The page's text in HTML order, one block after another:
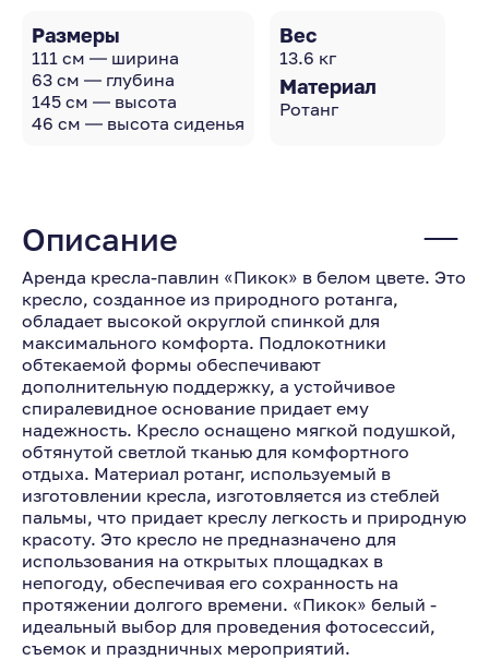
Размеры
111 см — ширина
63 см — глубина
145 см — высота
46 см — высота сиденья
Вес
13.6 кг
Материал
Ротанг
Описание
Аренда кресла-павлин «Пикок» в белом цвете. Это
кресло, созданное из природного ротанга,
обладает высокой округлой спинкой для
максимального комфорта. Подлокотники
обтекаемой формы обеспечивают
дополнительную поддержку, а устойчивое
спиралевидное основание придает ему
надежность. Кресло оснащено мягкой подушкой,
обтянутой светлой тканью для комфортного
отдыха. Материал ротанг, используемый в
изготовлении кресла, изготовляется из стеблей
пальмы, что придает креслу легкость и природную
красоту. Это кресло не предназначено для
использования на открытых площадках в
непогоду, обеспечивая его сохранность на
протяжении долгого времени. «Пикок» белый -
идеальный выбор для проведения фотосессий,
съемок и праздничных мероприятий.